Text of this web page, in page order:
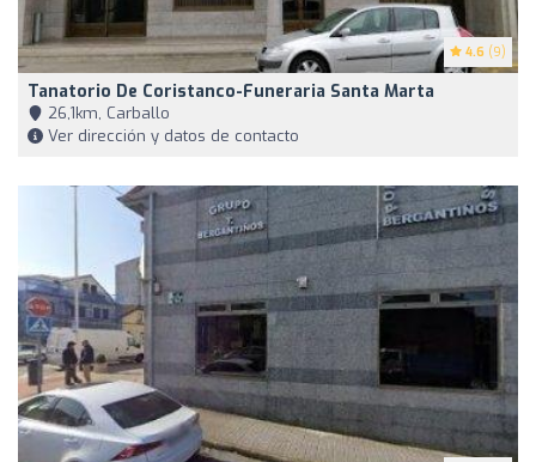
4.6 (9)
Tanatorio De Coristanco-Funeraria Santa Marta
26,1km, Carballo
Ver dirección y datos de contacto